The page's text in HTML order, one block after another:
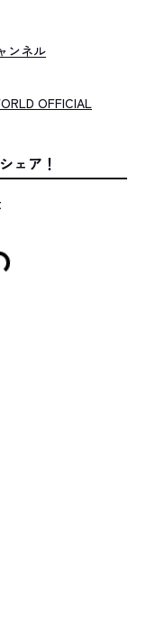
ンネル
OFFICIAL
ェア！